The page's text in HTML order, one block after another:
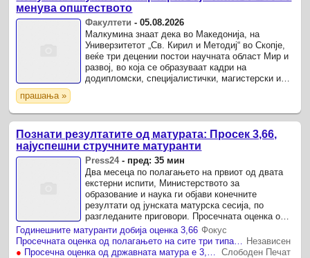
менува општеството
Факултети -05.08.2026
Малкумина знаат дека во Македонија, на
Универзитетот „Св. Кирил и Методиј“ во Скопје,
веќе три децении постои научната област Мир и
развој, во која се образуваат кадри на
додипломски, специјалистички, магистерски и
прашања »
Познати резултатите од матурата: Просек 3,66,
најуспешни стручните матуранти
Press24- пред: 35 мин
Два месеца по полагањето на првиот од двата
екстерни испити, Министерството за
образование и наука ги објави конечните
резултати од јунската матурска сесија, по
разгледаните приговори. Просечната оценка од
сите три типа матура изнесува 3,66.
Годинешните матуранти добија оценка 3,66 Фокус
Независен
● Просечна оценка од државната матура е 3,66, резултатите се речиси на ланското ниво
Слободен Печат